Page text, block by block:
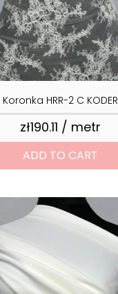
Koronka HRR-2 C KODER
zł190.11 / metrPrice
ADD TO CART